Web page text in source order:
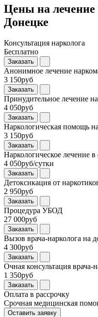
Цены на
Донецке
Консультация нарколога
Бесплатно
Заказать
Анонимное лечение
3 150руб
Заказать
Принудительное лечение
4 050руб
Заказать
Наркологическая помощь
3 150руб
Заказать
Наркологическое лечение в
4 050руб/сутки
Заказать
Детоксикация от
2 950руб
Заказать
Процедура УБОД
27 000руб
Заказать
Вызов врача-нарколога на
4 300руб
Заказать
Очная консультация врача-
1 350руб
Заказать
Оплата в рассрочку
Срочная медицинская
Оставить заявку